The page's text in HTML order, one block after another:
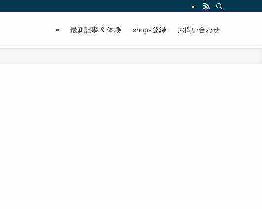
最新記事 & 体験 shops登録 お問い合わせ